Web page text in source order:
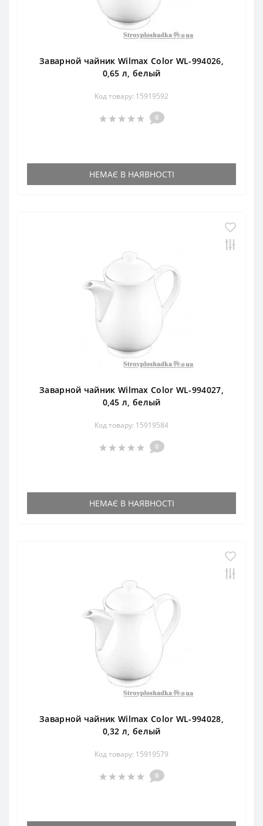
Заварной чайник Wilmax Color WL-994026,
0,65 л, белый
Код товару: 15919592
0
НЕМАЄ В НАЯВНОСТІ
Заварной чайник Wilmax Color WL-994027,
0,45 л, белый
Код товару: 15919584
0
НЕМАЄ В НАЯВНОСТІ
Заварной чайник Wilmax Color WL-994028,
0,32 л, белый
Код товару: 15919579
0